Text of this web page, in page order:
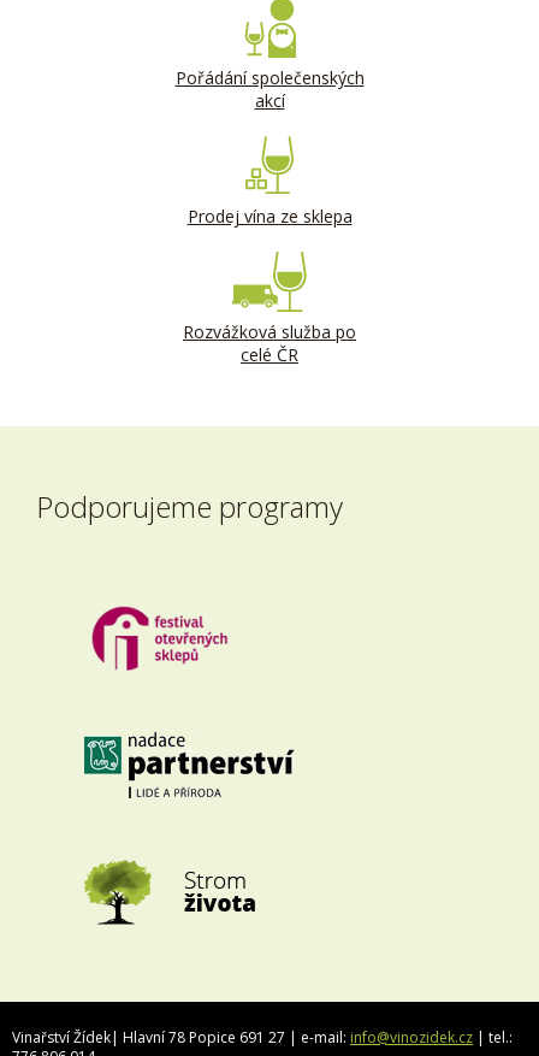
Pořádání společenských
akcí
Prodej vína ze sklepa
Rozvážková služba po
celé ČR
Podporujeme programy
Vinařství Žídek| Hlavní 78 Popice 691 27 | e-mail: info@vinozidek.cz | tel.: